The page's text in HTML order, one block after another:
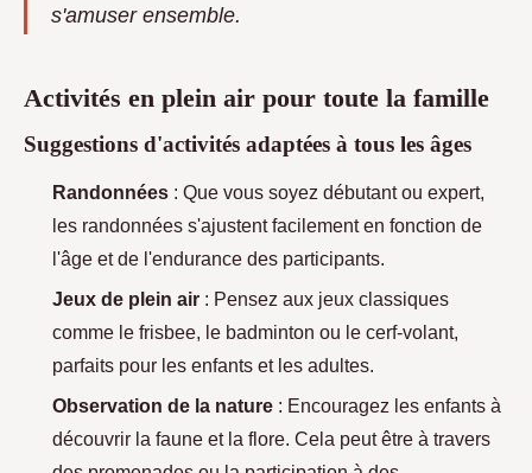
s'amuser ensemble.
Activités en plein air pour toute la famille
Suggestions d'activités adaptées à tous les âges
Randonnées : Que vous soyez débutant ou expert,
les randonnées s'ajustent facilement en fonction de
l'âge et de l'endurance des participants.
Jeux de plein air : Pensez aux jeux classiques
comme le frisbee, le badminton ou le cerf-volant,
parfaits pour les enfants et les adultes.
Observation de la nature : Encouragez les enfants à
découvrir la faune et la flore. Cela peut être à travers